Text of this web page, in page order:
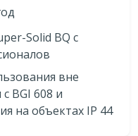
Solid BQ с
вне
BGI 608 и
на объектах IP 44